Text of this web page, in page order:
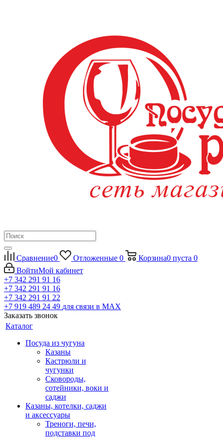
Сравнение0 Отложенные 0 Корзина0 пуста 0
ВойтиМой кабинет
+7 342 291 91 16
+7 342 291 91 16
+7 342 291 91 22
+7 919 489 24 49 для связи в МАХ
Заказать звонок
Каталог
Посуда из чугуна
Казаны
Кастрюли и
чугунки
Сковороды,
сотейники, воки и
саджи
Казаны, котелки, саджи
и аксессуары
Треноги, печи,
подставки под